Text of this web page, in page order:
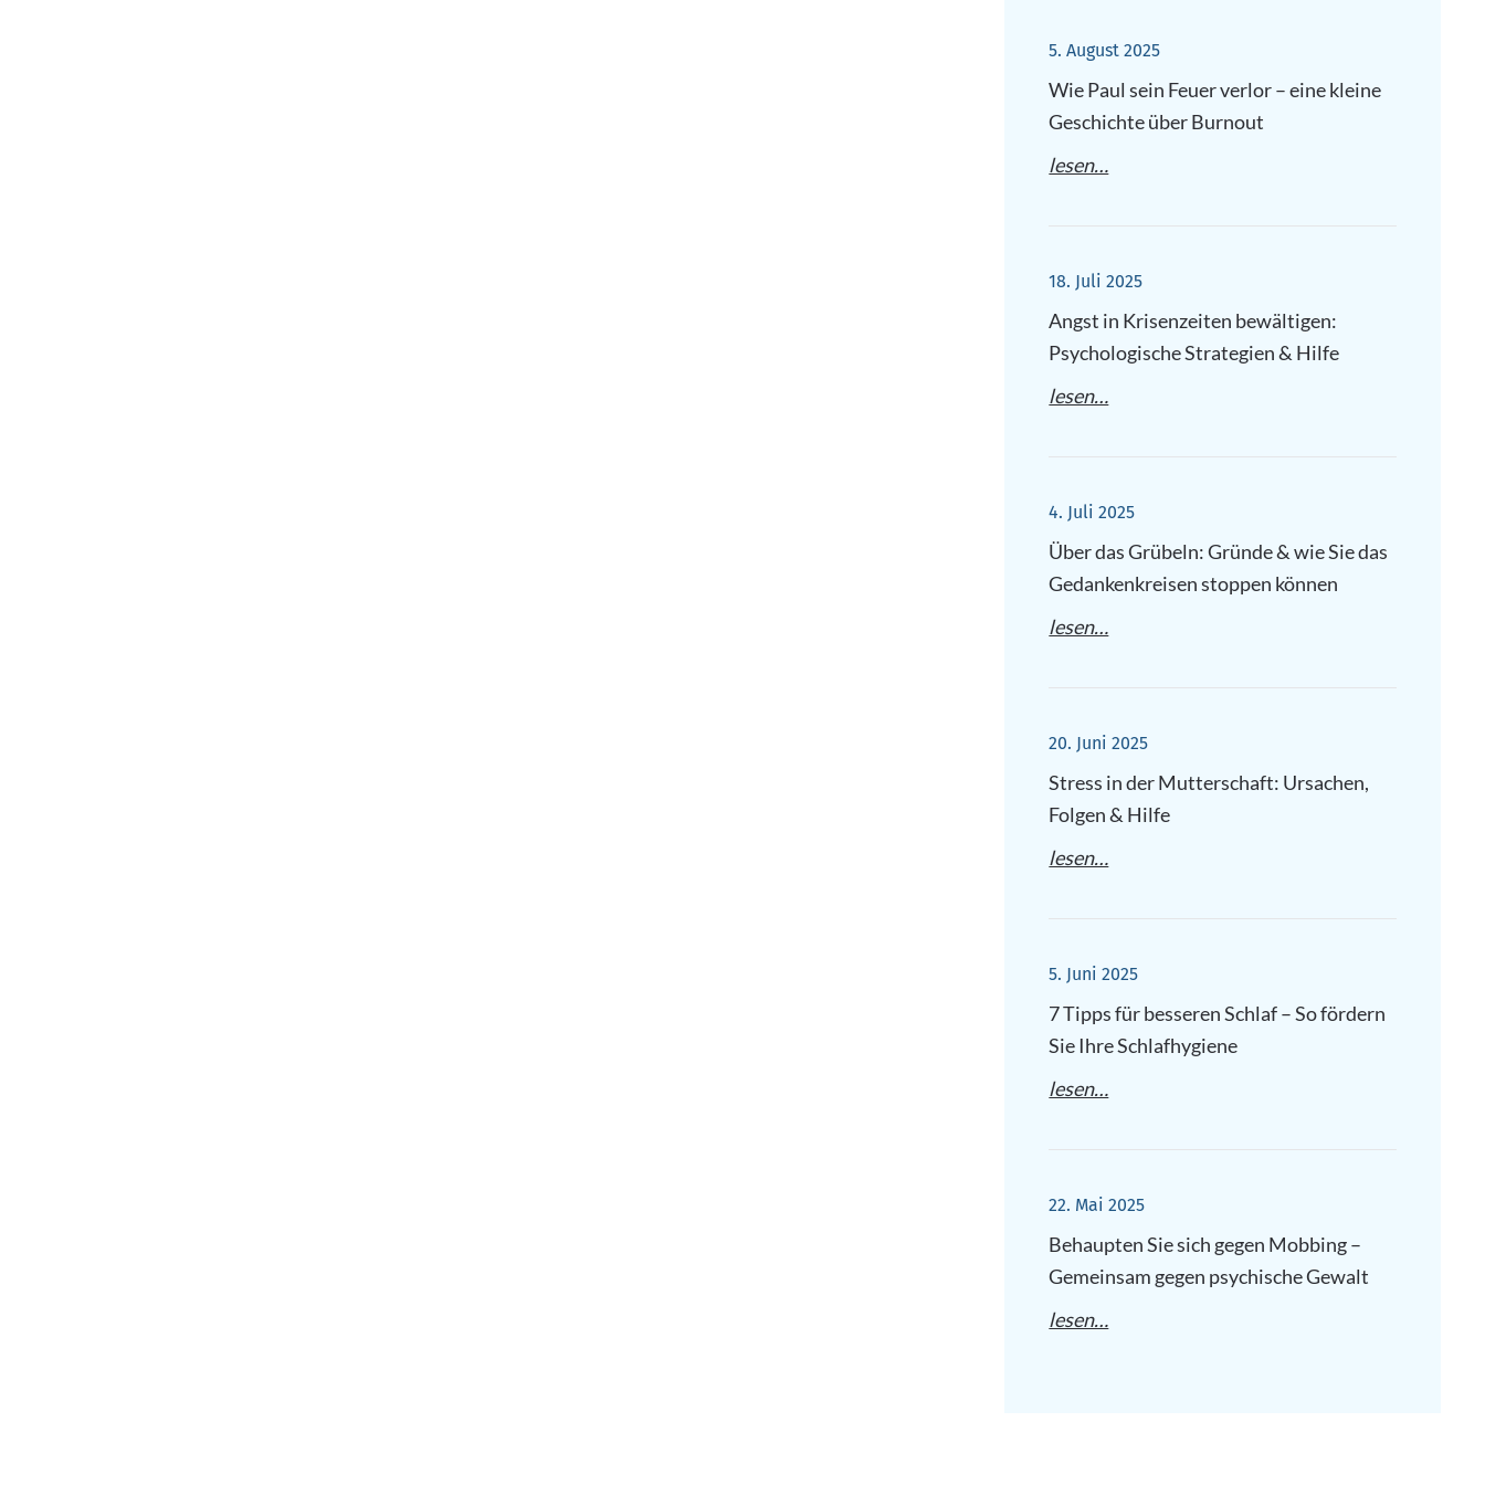
5. August 2025
Wie Paul sein Feuer verlor – eine kleine
Geschichte über Burnout
lesen…
18. Juli 2025
Angst in Krisenzeiten bewältigen:
Psychologische Strategien & Hilfe
lesen…
4. Juli 2025
Über das Grübeln: Gründe & wie Sie das
Gedankenkreisen stoppen können
lesen…
20. Juni 2025
Stress in der Mutterschaft: Ursachen,
Folgen & Hilfe
lesen…
5. Juni 2025
7 Tipps für besseren Schlaf – So fördern
Sie Ihre Schlafhygiene
lesen…
22. Mai 2025
Behaupten Sie sich gegen Mobbing –
Gemeinsam gegen psychische Gewalt
lesen…